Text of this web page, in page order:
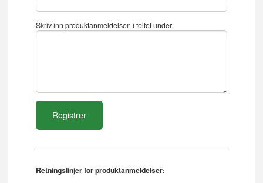
Skriv inn produktanmeldelsen i feltet under
Retningslinjer for produktanmeldelser: